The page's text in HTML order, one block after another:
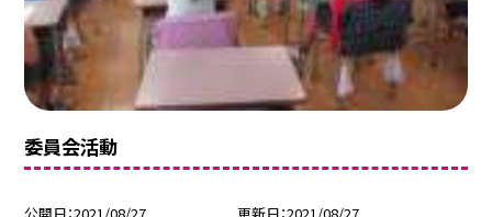
委員会活動